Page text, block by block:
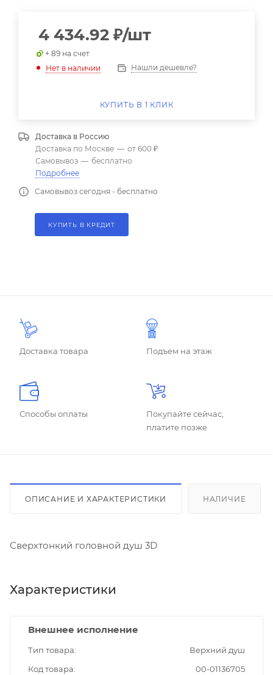
4 434.92 ₽/шт
+ 89 на счет
Нет в наличии
Нашли дешевле?
КУПИТЬ В 1 КЛИК
Доставка в Россию
Доставка по Москве — от 600 ₽
Самовывоз — бесплатно
Подробнее
Самовывоз сегодня - бесплатно
КУПИТЬ В КРЕДИТ
Доставка товара Подъем на этаж
Способы оплаты
Покупайте сейчас,
платите позже
ОПИСАНИЕ И ХАРАКТЕРИСТИКИ НАЛИЧИЕ
Сверхтонкий головной душ 3D
Характеристики
Внешнее исполнение
Тип товара
Верхний душ
Код товара
00-01136705